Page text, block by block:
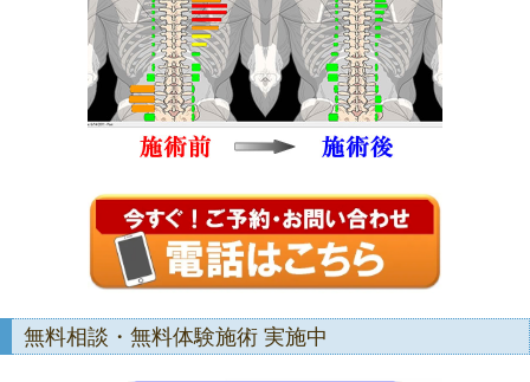
無料相談・無料体験施術 実施中